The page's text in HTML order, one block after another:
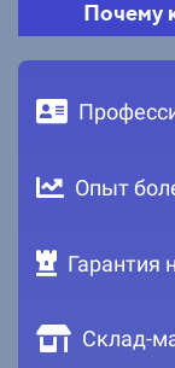
Почему
Опыт
Гарантия
Склад-